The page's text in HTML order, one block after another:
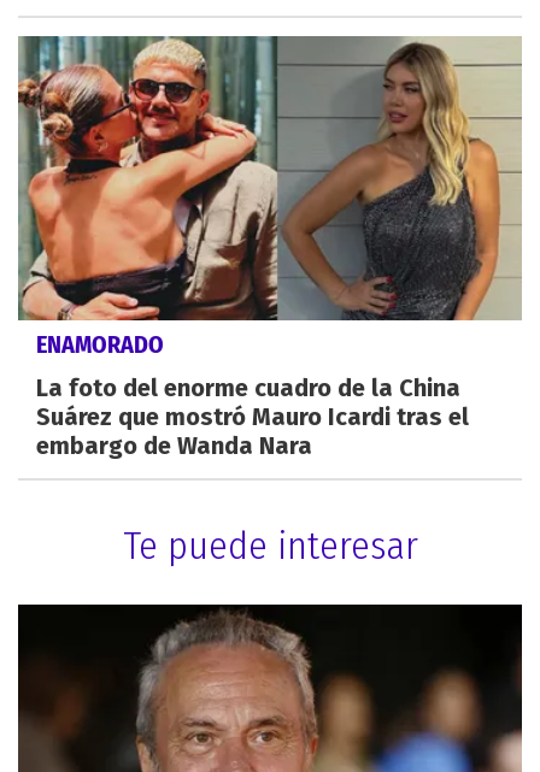
ENAMORADO
La foto del enorme cuadro de la China
Suárez que mostró Mauro Icardi tras el
embargo de Wanda Nara
Te puede interesar